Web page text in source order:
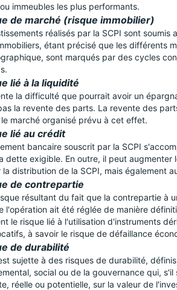
immeubles les plus performants.
de marché (risque immobilier)
réalisés par la SCPI sont
étant précisé que les différents
sont marqués par des cycles
lié à la liquidité
la difficulté que pourrait avoir un
la revente des parts. La revente des
marché organisé prévu à cet effet.
lié au crédit
bancaire souscrit par la SCPI
dette exigible. En outre, il peut
la distribution de la SCPI, mais également
de contrepartie
résultant du fait que la contrepartie à
l'opération ait été réglée de manière
le risque lié à l'utilisation d'instruments
à savoir le risque de défaillance
de durabilité
sujette à des risques de durabilité,
social ou de la gouvernance qui,
réelle ou potentielle, sur la valeur de